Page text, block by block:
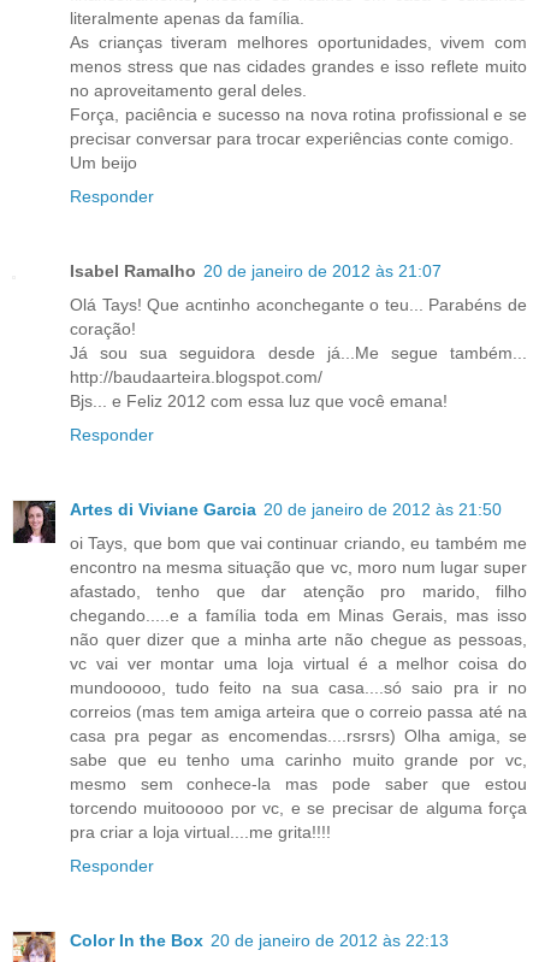
literalmente apenas da família.
As crianças tiveram melhores oportunidades, vivem com
menos stress que nas cidades grandes e isso reflete muito
no aproveitamento geral deles.
Força, paciência e sucesso na nova rotina profissional e se
precisar conversar para trocar experiências conte comigo.
Um beijo
Responder
Isabel Ramalho 20 de janeiro de 2012 às 21:07
Olá Tays! Que acntinho aconchegante o teu... Parabéns de
coração!
Já sou sua seguidora desde já...Me segue também...
http://baudaarteira.blogspot.com/
Bjs... e Feliz 2012 com essa luz que você emana!
Responder
Artes di Viviane Garcia 20 de janeiro de 2012 às 21:50
oi Tays, que bom que vai continuar criando, eu também me
encontro na mesma situação que vc, moro num lugar super
afastado, tenho que dar atenção pro marido, filho
chegando.....e a família toda em Minas Gerais, mas isso
não quer dizer que a minha arte não chegue as pessoas,
vc vai ver montar uma loja virtual é a melhor coisa do
mundooooo, tudo feito na sua casa....só saio pra ir no
correios (mas tem amiga arteira que o correio passa até na
casa pra pegar as encomendas....rsrsrs) Olha amiga, se
sabe que eu tenho uma carinho muito grande por vc,
mesmo sem conhece-la mas pode saber que estou
torcendo muitooooo por vc, e se precisar de alguma força
pra criar a loja virtual....me grita!!!!
Responder
Color In the Box 20 de janeiro de 2012 às 22:13